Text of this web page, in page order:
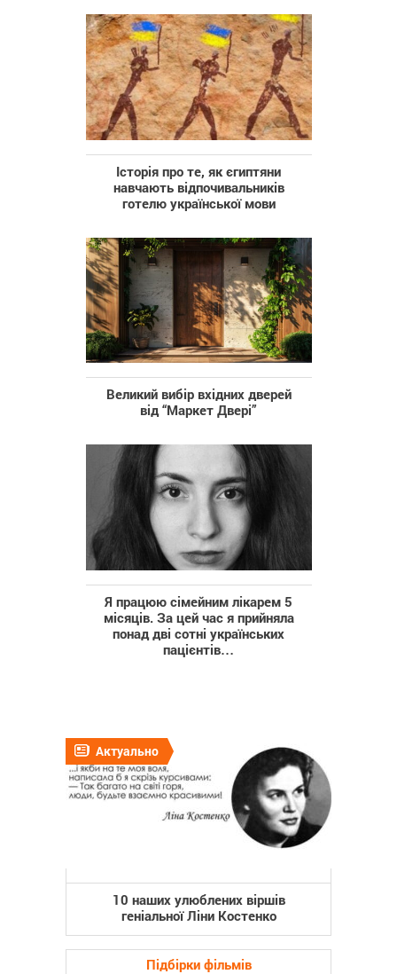
Історія про те, як єгиптяни
навчають відпочивальників
готелю української мови
Великий вибір вхідних дверей
від “Маркет Двері”
Я працюю сімейним лікарем 5
місяців. За цей час я прийняла
понад дві сотні українських
пацієнтів…
Актуально
10 наших улюблених віршів
геніальної Ліни Костенко
Підбірки фільмів